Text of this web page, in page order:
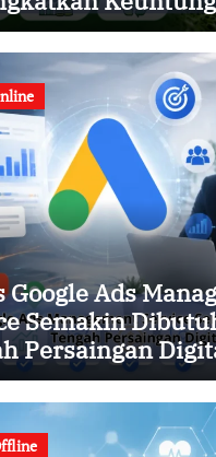
Google Ads
Semakin
Persaingan